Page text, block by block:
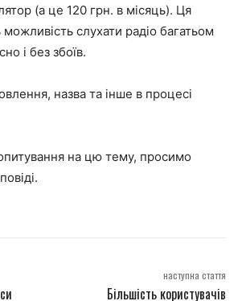
(а це 120 грн. в місяць). Ця
слухати радіо багатьом
і без збоїв.
назва та інше в процесі
на цю тему, просимо
наступна стаття
Більшість користувачів